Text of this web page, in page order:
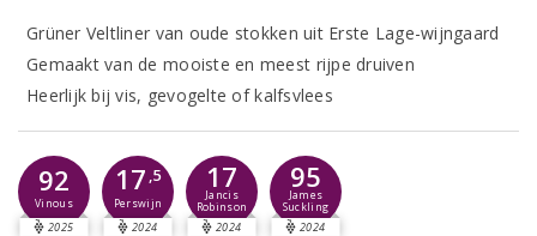
Grüner Veltliner van oude stokken uit Erste Lage-wijngaard
Gemaakt van de mooiste en meest rijpe druiven
Heerlijk bij vis, gevogelte of kalfsvlees
92
Vinous
2025
17 ,5
Perswijn
2024
17
Jancis
Robinson
2024
95
James
Suckling
2024